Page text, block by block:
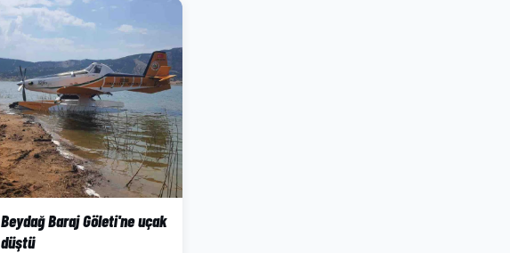
Beydağ Baraj Göleti'ne uçak
düştü